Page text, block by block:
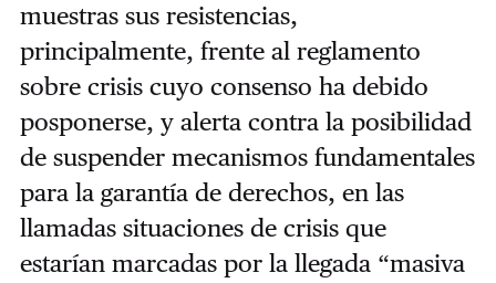
muestras sus resistencias,
principalmente, frente al reglamento
sobre crisis cuyo consenso ha debido
posponerse, y alerta contra la posibilidad
de suspender mecanismos fundamentales
para la garantía de derechos, en las
llamadas situaciones de crisis que
estarían marcadas por la llegada “masiva